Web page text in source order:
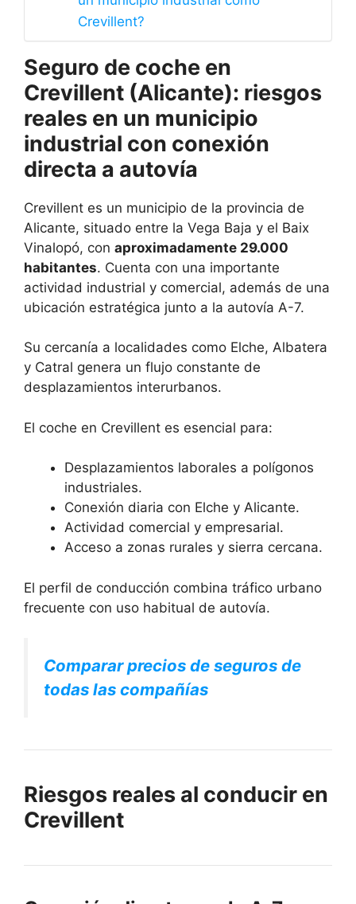
Crevillent?
Seguro de coche en
Crevillent (Alicante): riesgos
reales en un municipio
industrial con conexión
directa a autovía
Crevillent es un municipio de la provincia de
Alicante, situado entre la Vega Baja y el Baix
Vinalopó, con aproximadamente 29.000
habitantes. Cuenta con una importante
actividad industrial y comercial, además de una
ubicación estratégica junto a la autovía A-7.
Su cercanía a localidades como Elche, Albatera
y Catral genera un flujo constante de
desplazamientos interurbanos.
El coche en Crevillent es esencial para:
Desplazamientos laborales a polígonos
industriales.
Conexión diaria con Elche y Alicante.
Actividad comercial y empresarial.
Acceso a zonas rurales y sierra cercana.
El perfil de conducción combina tráfico urbano
frecuente con uso habitual de autovía.
Comparar precios de seguros de
todas las compañías
Riesgos reales al conducir en
Crevillent